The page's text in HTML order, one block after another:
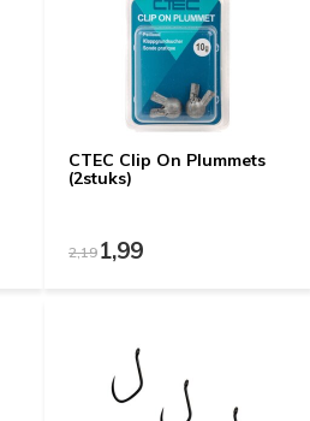
CTEC Clip On Plummets
(2stuks)
2,191,99